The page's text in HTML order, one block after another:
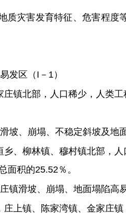
质灾害发育特征、危害程度
发区（ I －1）
庄镇北部，人口稀少，人类
坡、崩塌、不稳定斜坡及地
、柳林镇、穆村镇北部，
面积的25.52％。
镇滑坡、崩塌、地面塌陷高
庄上镇、陈家湾镇、金家庄镇